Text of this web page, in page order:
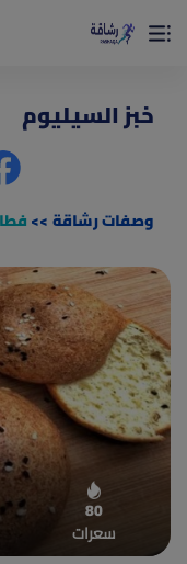
×
حساب الخطوات
الصفحة الرئيسية(current)
المقالات
جديد
ادوات رشاقة
من نحن(current)
الأسئلة الشائعة
(current)
أعلن معنا(current)
خبز السيليوم
وصفات رشاقة>>
80
سعرات